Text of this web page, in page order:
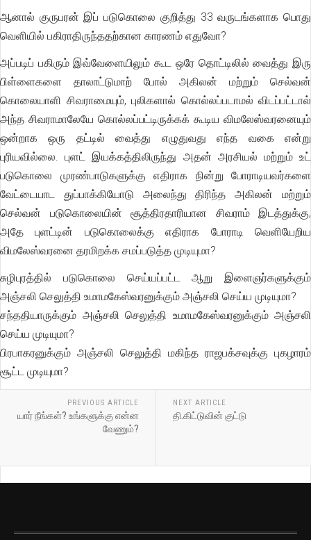
ஆனால் குருபரன் இப் படுகொலை குறித்து 33 வருடங்களாக பொது
வெளியில் பகிராதிருந்ததற்கான காரணம் எதுவோ?
அப்படிப் பகிரும் இவ்வேளையிலும் கூட ஒரே தொட்டிலில் வைத்து இரு
பிள்ளைகளை தாலாட்டுமாற் போல் அகிலன் மற்றும் செல்வன்
கொலையாளி சிவராமையும், புலிகளால் கொல்லப்படாமல் விடப்பட்டால்
அந்த சிவராமாலேயே கொல்லப்பட்டிருக்கக் கூடிய விமலேஸ்வரனையும்
ஒன்றாக ஒரு தட்டில் வைத்து எழுதுவது எந்த வகை என்று
புரியவில்லை. புளட் இயக்கத்திலிருந்து அதன் அரசியல் மற்றும் உட்
படுகொலை முரண்பாடுகளுக்கு எதிராக நின்று போராடியவர்களை
வேட்டையாட துப்பாக்கியோடு அலைந்து திரிந்த அகிலன் மற்றும்
செல்வன் படுகொலையின் சூத்திரதாரியான சிவராம் இடத்துக்கு,
அதே புளட்டின் படுகொலைக்கு எதிராக போராடி வெளியேறிய
விமலேஸ்வரனை தரமிறக்க சமப்படுத்த முடியுமா?
சுழிபுரத்தில் படுகொலை செய்யப்பட்ட ஆறு இளைஞர்களுக்கும்
அஞ்சலி செலுத்தி உமாமகேஸ்வரனுக்கும் அஞ்சலி செய்ய முடியுமா?
சந்ததியாருக்கும் அஞ்சலி செலுத்தி உமாமகேஸ்வரனுக்கும் அஞ்சலி
செய்ய முடியுமா?
பிரபாகரனுக்கும் அஞ்சலி செலுத்தி மகிந்த ராஜபக்சவுக்கு புகழாரம்
சூட்ட முடியுமா?
PREVIOUS ARTICLE
யார் நீங்கள்? உங்களுக்கு என்ன
வேணும்?
NEXT ARTICLE
தி.கிட்டுவின் குட்டு